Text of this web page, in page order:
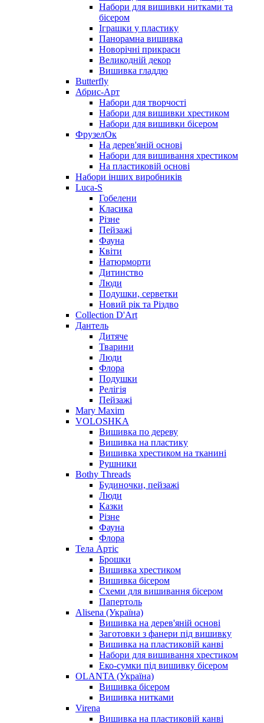
Набори для вишивки нитками та
бісером
Іграшки у пластику
Панорамна вишивка
Новорічні прикраси
Великодній декор
Вишивка гладдю
Butterfly
Абрис-Арт
Набори для творчості
Набори для вишивки хрестиком
Набори для вишивки бісером
ФрузелОк
На дерев'яній основі
Набори для вишивання хрестиком
На пластиковій основі
Набори інших виробників
Luca-S
Гобелени
Класика
Різне
Пейзажі
Фауна
Квіти
Натюрморти
Дитинство
Люди
Подушки, серветки
Новий рік та Різдво
Collection D'Art
Дантель
Дитяче
Тварини
Люди
Флора
Подушки
Релігія
Пейзажі
Mary Maxim
VOLOSHKA
Вишивка по дереву
Вишивка на пластику
Вишивка хрестиком на тканині
Рушники
Bothy Threads
Будиночки, пейзажі
Люди
Казки
Різне
Фауна
Флора
Тела Артіс
Брошки
Вишивка хрестиком
Вишивка бісером
Схеми для вишивання бісером
Папертоль
Alisena (Україна)
Вишивка на дерев'яній основі
Заготовки з фанери під вишивку
Вишивка на пластиковій канві
Набори для вишивання хрестиком
Еко-сумки під вишивку бісером
OLANTA (Україна)
Вишивка бісером
Вишивка нитками
Virena
Вишивка на пластиковій канві